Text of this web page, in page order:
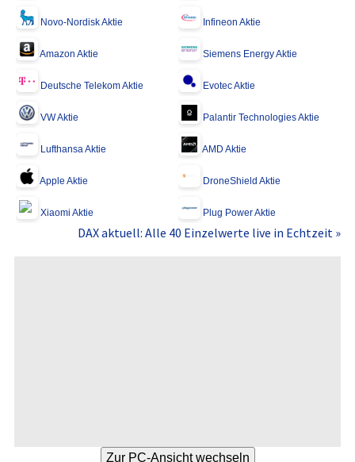
Novo-Nordisk Aktie Infineon Aktie
Amazon Aktie Siemens Energy Aktie
Deutsche Telekom Aktie Evotec Aktie
VW Aktie Palantir Technologies Aktie
Lufthansa Aktie AMD Aktie
Apple Aktie DroneShield Aktie
Xiaomi Aktie Plug Power Aktie
DAX aktuell: Alle 40 Einzelwerte live in Echtzeit »